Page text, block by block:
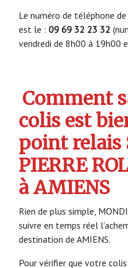
Le numéro de téléphone de
est le : 09 69 32 23 32
vendredi de 8h00 à 19h00
Comment
colis est
point relais
PIERRE
à AMIENS
Rien de plus simple,
suivre en temps réel
destination de AMIENS.
Pour vérifier que votre